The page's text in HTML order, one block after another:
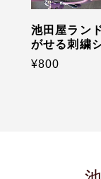
池田屋ラン
がせる刺繍
¥800